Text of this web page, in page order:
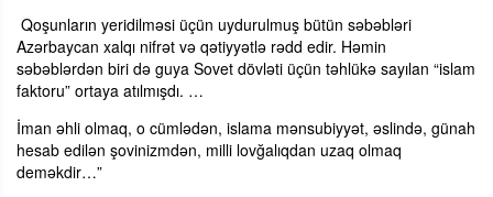
Qoşunların yeridilməsi üçün uydurulmuş bütün səbəbləri
Azərbaycan xalqı nifrət və qətiyyətlə rədd edir. Həmin
səbəblərdən biri də guya Sovet dövləti üçün təhlükə sayılan “islam
faktoru” ortaya atılmışdı. …
İman əhli olmaq, o cümlədən, islama mənsubiyyət, əslində, günah
hesab edilən şovinizmdən, milli lovğalıqdan uzaq olmaq
deməkdir…”